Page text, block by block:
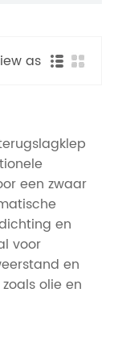
as
een zwaar
en
voor
en
olie en